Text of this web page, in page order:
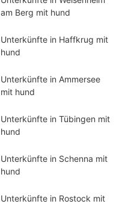
am Berg mit hund
Unterkünfte in Haffkrug mit
hund
Unterkünfte in Ammersee
mit hund
Unterkünfte in Tübingen mit
hund
Unterkünfte in Schenna mit
hund
Unterkünfte in Rostock mit